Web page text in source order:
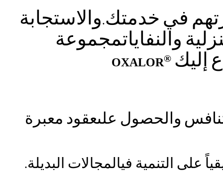
في خدمتك.والاستجابة
والنفاياتمجموعة
OXALOR® إليك
والحصول علىعقود معبرة
على التنمية فيالمجالات البديلة.